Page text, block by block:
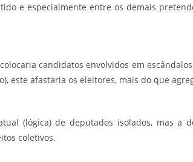
e especialmente entre os demais
candidatos envolvidos em
este afastaria os eleitores, mais do que
(lógica) de deputados isolados, mas a
coletivos.